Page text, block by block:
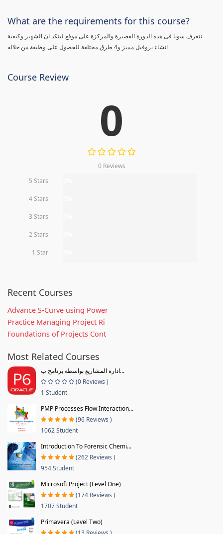
What are the requirements for this course?
نتعرف سويا فى هذه الدورة القصيرة والمركزة على موقع لينكد ان الشهير وكيفية
انشاء بروفيل مميز و4 طرق مختلفة للحصول على وظيفة من خلاله
Course Review
0
0 Reviews
5 Stars
4 Stars
3 Stars
2 Stars
1 Star
Recent Courses
Advance S-Curve using Power
Practice Managing Project Ri
Foundations of Projects Cont
Most Related Courses
ادارة المشاريع بواسطة برنامج ب...
(0 Reviews )
1 Student
PMP Processes Flow Interaction...
(96 Reviews )
1062 Student
Introduction To Forensic Chemi...
(262 Reviews )
954 Student
Microsoft Project (Level One)
(174 Reviews )
1707 Student
Primavera (Level Two)